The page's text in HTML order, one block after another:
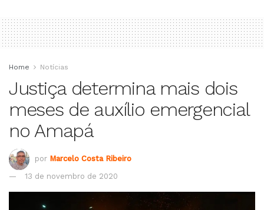
Home Notícias
Justiça determina mais dois
meses de auxílio emergencial
no Amapá
por Marcelo Costa Ribeiro
13 de novembro de 2020